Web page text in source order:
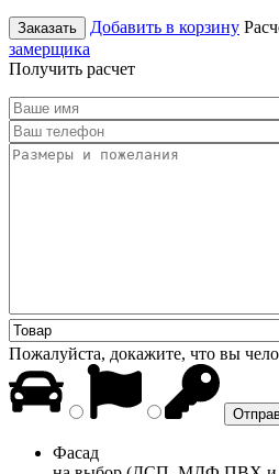
Заказать Добавить в корзину
замерщика
Получить расчет
Пожалуйста, докажите, что вы
Фасад